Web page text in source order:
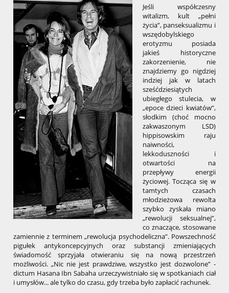
Jeśli współczesny
witalizm, kult „pełni
życia”, panseksualizmu i
wszędobylskiego
erotyzmu posiada
jakieś historyczne
zakorzenienie, nie
znajdziemy go nigdziej
indziej jak w latach
sześćdziesiątych
ubiegłego stulecia, w
„epoce dzieci kwiatów”,
słodkim (choć mocno
zakwaszonym LSD)
hippisowskim raju
naiwności,
lekkoduszności i
otwartości na
przepływy energii
życiowej. Tocząca się w
tamtych czasach
młodzieżowa rewolta
szybko zyskała miano
„rewolucji seksualnej”,
co znaczące, stosowane
zamiennie z terminem „rewolucja psychodeliczna”. Powszechność
pigułek antykoncepcyjnych oraz substancji zmieniających
świadomość sprzyjała otwieraniu się na nową przestrzeń
możliwości. „Nic nie jest prawdziwe, wszystko jest dozwolone” -
dictum Hasana Ibn Sabaha urzeczywistniało się w spotkaniach ciał
i umysłów... ale tylko do czasu, gdy trzeba było zapłacić rachunek.